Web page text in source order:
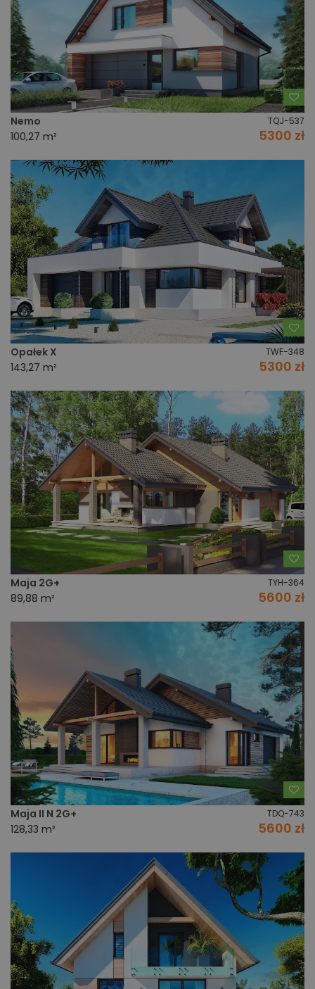
Nemo TQJ-537
100,27 m² 5300 zł
Opałek X TWF-348
143,27 m² 5300 zł
Maja 2G+ TYH-364
89,88 m² 5600 zł
Maja II N 2G+ TDQ-743
128,33 m² 5600 zł